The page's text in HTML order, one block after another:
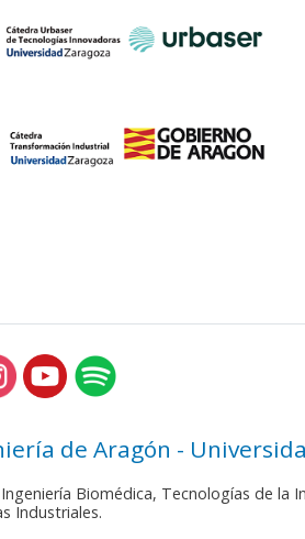
de Aragón -
Biomédica, Tecnologías de la
Industriales.